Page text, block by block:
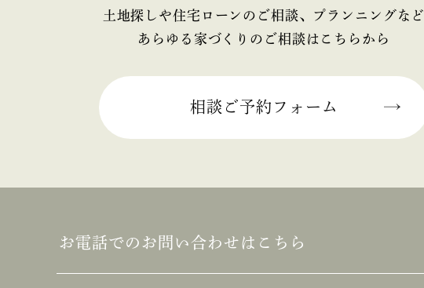
2025年07月 (2)
2025年05月 (2)
2025年04月 (2)
2025年01月 (1)
土地探しや住宅ローンのご相談、プランニングなど
あらゆる家づくりのご相談はこちらから
相談ご予約フォーム
お電話でのお問い合わせはこちら